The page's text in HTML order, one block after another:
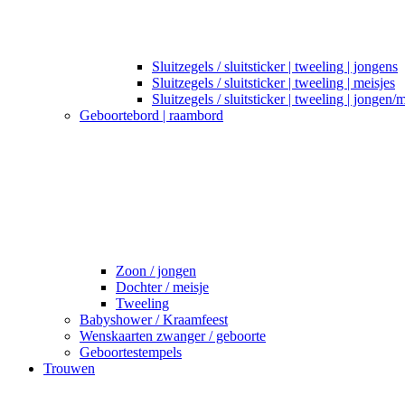
Sluitzegels / sluitsticker | tweeling | jongens
Sluitzegels / sluitsticker | tweeling | meisjes
Sluitzegels / sluitsticker | tweeling | jongen/
Geboortebord | raambord
Zoon / jongen
Dochter / meisje
Tweeling
Babyshower / Kraamfeest
Wenskaarten zwanger / geboorte
Geboortestempels
Trouwen